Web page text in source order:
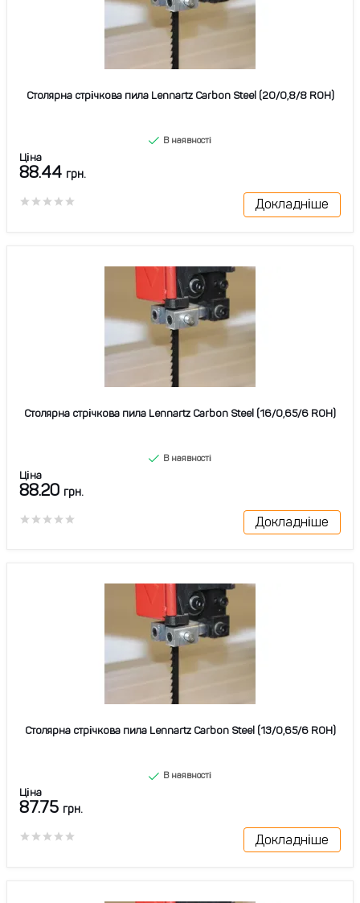
Столярна стрічкова пила Lennartz Carbon Steel (20/0,8/8 ROH)
В наявності
Ціна
88.44 грн.
Докладніше
Столярна стрічкова пила Lennartz Carbon Steel (16/0,65/6 ROH)
В наявності
Ціна
88.20 грн.
Докладніше
Столярна стрічкова пила Lennartz Carbon Steel (13/0,65/6 ROH)
В наявності
Ціна
87.75 грн.
Докладніше